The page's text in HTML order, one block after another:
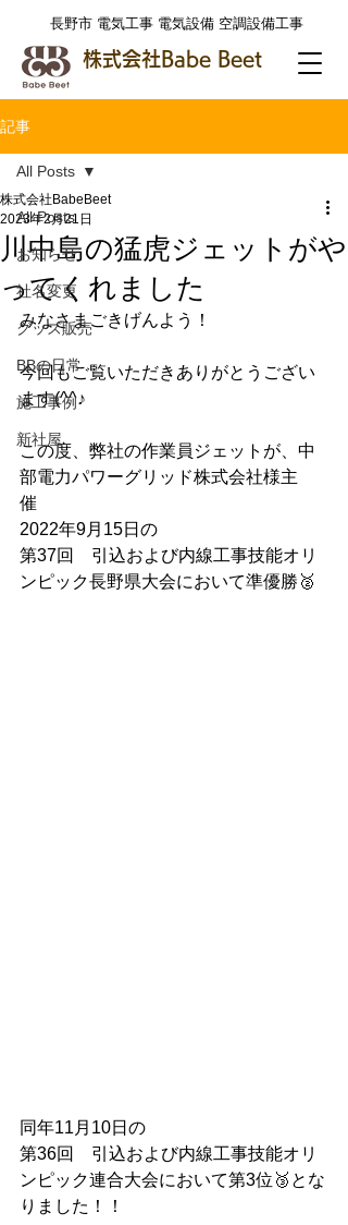
株式会社Babe Beet
​長野市 電気工事 電気設備 空調設備工事
記事
All Posts
お知らせ
社名変更
グッズ販売
BBの日常
施工事例
新社屋
All Posts
川中島の猛虎ジェットがや
ってくれました
株式会社BabeBeet
2023年2月21日
みなさまごきげんよう！
今回もご覧いただきありがとうござい
ます(^^♪
この度、弊社の作業員ジェットが、中
部電力パワーグリッド株式会社様主
催
2022年9月15日の
第37回　引込および内線工事技能オリ
ンピック長野県大会において準優勝🥈
同年11月10日の
第36回　引込および内線工事技能オリ
ンピック連合大会において第3位🥉とな
りました！！